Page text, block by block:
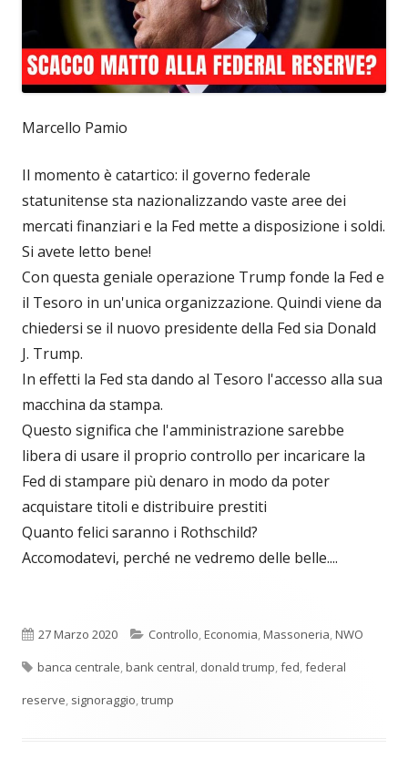
Marcello Pamio
Il momento è catartico: il governo federale
statunitense sta nazionalizzando vaste aree dei
mercati finanziari e la Fed mette a disposizione i soldi.
Si avete letto bene!
Con questa geniale operazione Trump fonde la Fed e
il Tesoro in un'unica organizzazione. Quindi viene da
chiedersi se il nuovo presidente della Fed sia Donald
J. Trump.
In effetti la Fed sta dando al Tesoro l'accesso alla sua
macchina da stampa.
Questo significa che l'amministrazione sarebbe
libera di usare il proprio controllo per incaricare la
Fed di stampare più denaro in modo da poter
acquistare titoli e distribuire prestiti
Quanto felici saranno i Rothschild?
Accomodatevi, perché ne vedremo delle belle....
Pubblicato
27 Marzo 2020 Categorie
Controllo,Economia,Massoneria,NWO
Tag
banca centrale,bank central, donald trump,fed,federal
reserve, signoraggio,trump